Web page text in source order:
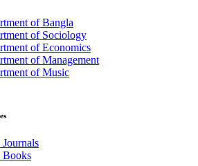
of Bangla
of Sociology
of Economics
of Management
of Music